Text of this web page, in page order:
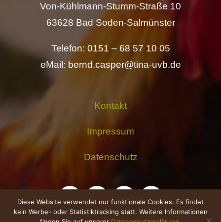
Von-Kühlmann-Stumm-Straße 10
63628 Bad Soden-Salmünster
Telefon: 0151 – 68 57 10 05
eMail: bernd.casper@tina-uvb.de
Kontakt
Impressum
Datenschutz
Diese Website verwendet nur funktionale Cookies. Es findet
kein Werbe- oder Statistiktracking statt. Weitere Informationen